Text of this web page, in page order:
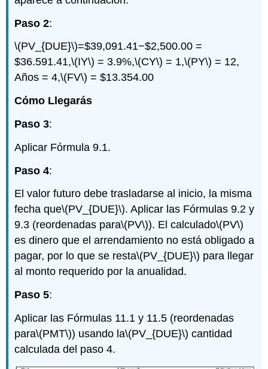
Paso 2:
\(PV_{DUE}\)=$39,091.41−$2,500.00 =
$36.591.41,\(IY\) = 3.9%,\(CY\) = 1,\(PY\) = 12,
Años = 4,\(FV\) = $13.354.00
Cómo Llegarás
Paso 3:
Aplicar Fórmula 9.1.
Paso 4:
El valor futuro debe trasladarse al inicio, la misma
fecha que\(PV_{DUE}\). Aplicar las Fórmulas 9.2 y
9.3 (reordenadas para\(PV\)). El calculado\(PV\)
es dinero que el arrendamiento no está obligado a
pagar, por lo que se resta\(PV_{DUE}\) para llegar
al monto requerido por la anualidad.
Paso 5:
Aplicar las Fórmulas 11.1 y 11.5 (reordenadas
para\(PMT\)) usando la\(PV_{DUE}\) cantidad
calculada del paso 4.